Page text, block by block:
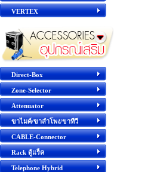
VERTEX
Direct-Box
Zone-Selector
Attenuator
ขาไมค์/ขาลำโพง/ขาทีวี
CABLE-Connector
Rack ตู้แร็ค
Telephone Hybrid